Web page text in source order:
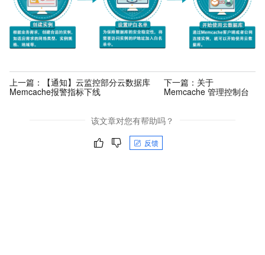
上一篇：
【通知】云监控部分云数据库
Memcache报警指标下线
下一篇： 关于
Memcache 管理控制台
该文章对您有帮助吗？
反馈